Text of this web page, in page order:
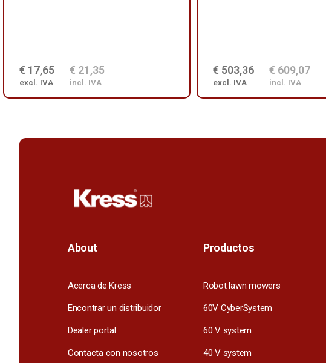
€ 17,65
excl. IVA
€ 21,35
incl. IVA
€ 503,36
excl. IVA
€ 609,07
incl. IVA
About
Acerca de Kress
Encontrar un distribuidor
Dealer portal
Contacta con nosotros
Productos
Robot lawn mowers
60V CyberSystem
60 V system
40 V system